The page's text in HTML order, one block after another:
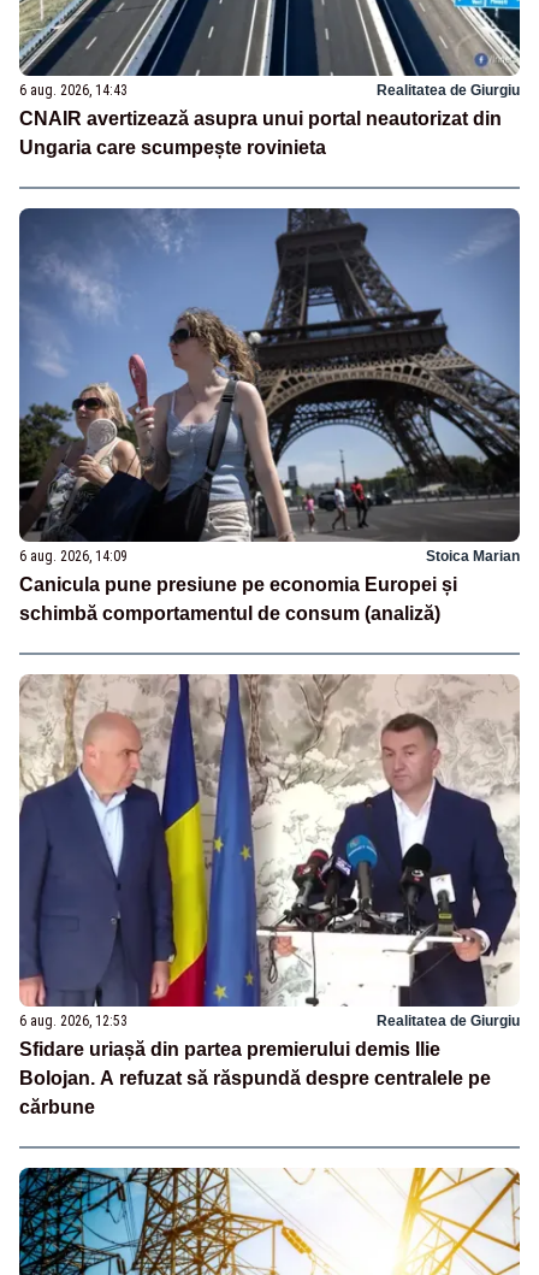
6 aug. 2026, 14:43 Realitatea de Giurgiu
CNAIR avertizează asupra unui portal neautorizat din
Ungaria care scumpește rovinieta
6 aug. 2026, 14:09 Stoica Marian
Canicula pune presiune pe economia Europei și
schimbă comportamentul de consum (analiză)
6 aug. 2026, 12:53 Realitatea de Giurgiu
Sfidare uriașă din partea premierului demis Ilie
Bolojan. A refuzat să răspundă despre centralele pe
cărbune